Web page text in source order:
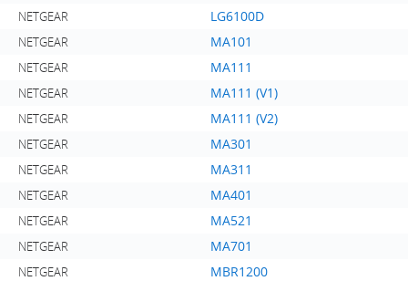
NETGEAR LG6100D
NETGEAR MA101
NETGEAR MA111
NETGEAR MA111 (V1)
NETGEAR MA111 (V2)
NETGEAR MA301
NETGEAR MA311
NETGEAR MA401
NETGEAR MA521
NETGEAR MA701
NETGEAR MBR1200